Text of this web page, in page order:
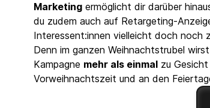
Marketing ermöglicht dir darüber
du zudem auch auf Retargeting-
Interessent:innen vielleicht doch noch
Denn im ganzen Weihnachtstrubel
Kampagne mehr als einmal zu
Vorweihnachtszeit und an den